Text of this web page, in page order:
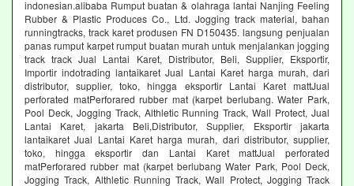
indonesian.alibaba Rumput buatan & olahraga lantai Nanjing Feeling
Rubber & Plastic Produces Co., Ltd. Jogging track material, bahan
runningtracks, track karet produsen FN D150435. langsung penjualan
panas rumput karpet rumput buatan murah untuk menjalankan jogging
track track Jual Lantai Karet, Distributor, Beli, Supplier, Eksportir,
Importir indotrading lantaikaret Jual Lantai Karet harga murah, dari
distributor, supplier, toko, hingga eksportir Lantai Karet mattJual
perforated matPerforared rubber mat (karpet berlubang. Water Park,
Pool Deck, Jogging Track, Althletic Running Track, Wall Protect, Jual
Lantai Karet, jakarta Beli,Distributor, Supplier, Eksportir jakarta
lantaikaret Jual Lantai Karet harga murah, dari distributor, supplier,
toko, hingga eksportir dan Lantai Karet mattJual perforated
matPerforared rubber mat (karpet berlubang Water Park, Pool Deck,
Jogging Track, Althletic Running Track, Wall Protect, Jogging Track